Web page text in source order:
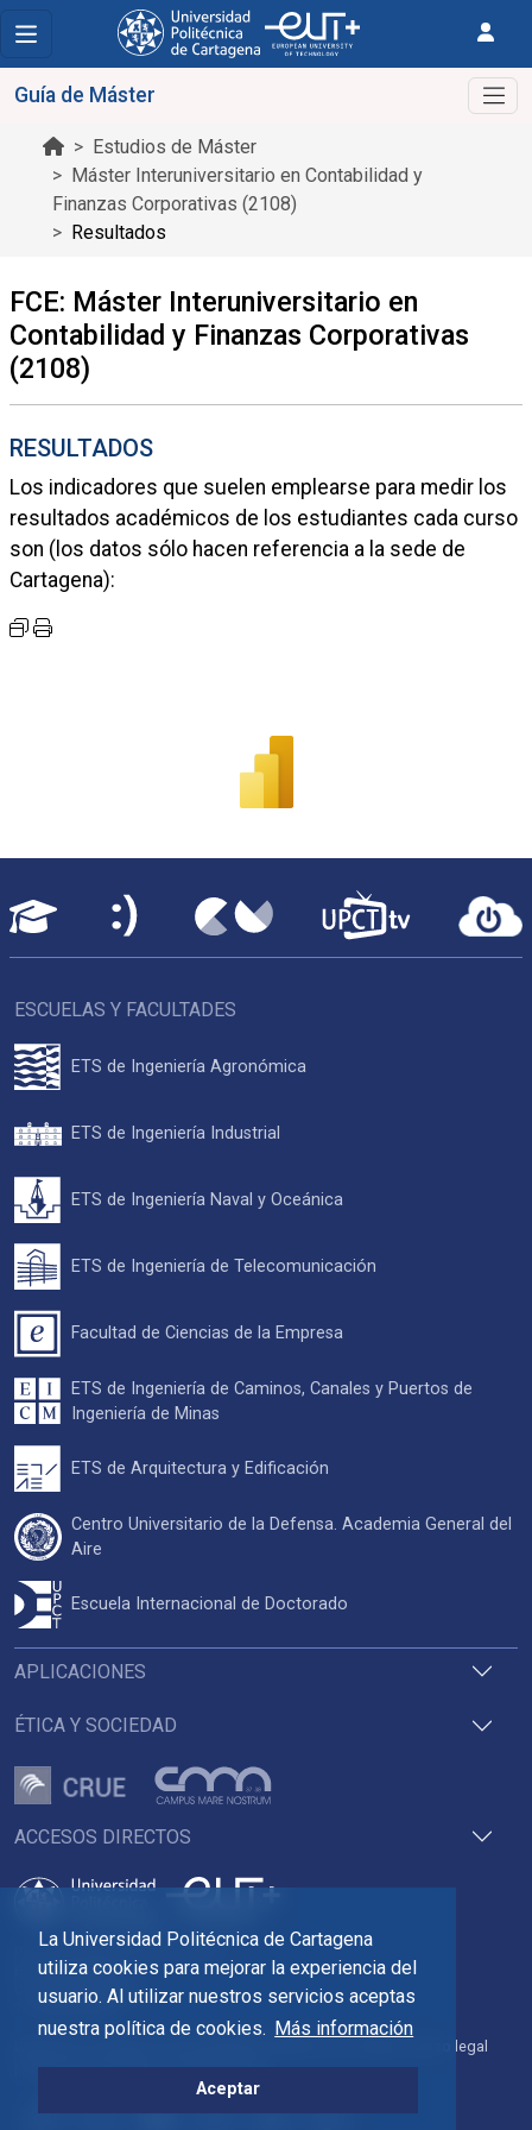
La Universidad Politécnica de Cartagena
utiliza cookies para mejorar la experiencia del
usuario. Al utilizar nuestros servicios aceptas
nuestra política de cookies. Más información
Aceptar
Estudios de Máster
Máster Interuniversitario en Contabilidad y
Finanzas Corporativas (2108)
Resultados
Guía de Máster
FCE: Máster Interuniversitario en
Contabilidad y Finanzas Corporativas
(2108)
RESULTADOS
Los indicadores que suelen emplearse para medir los
resultados académicos de los estudiantes cada curso
son (los datos sólo hacen referencia a la sede de
Cartagena):
ACCESOS DIRECTOS
Edif. La Milagrosa
C.P. 30202 Cartagena
Aviso legal
Protección de datos Transparencia
APLICACIONES
ÉTICA Y SOCIEDAD
ESCUELAS Y FACULTADES
ETS de Ingeniería Agronómica
ETS de Ingeniería Industrial
ETS de Ingeniería Naval y Oceánica
ETS de Ingeniería de Telecomunicación
Facultad de Ciencias de la Empresa
ETS de Ingeniería de Caminos, Canales y Puertos de
Ingeniería de Minas
ETS de Arquitectura y Edificación
Centro Universitario de la Defensa. Academia General del
Aire
Escuela Internacional de Doctorado